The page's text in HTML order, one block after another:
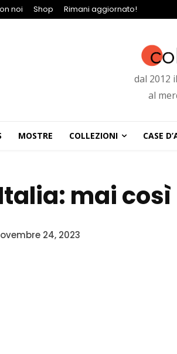
noi Shop Rimani aggiornato!
dal 2012
al
MOSTRE COLLEZIONI CASE
mai
24, 2023